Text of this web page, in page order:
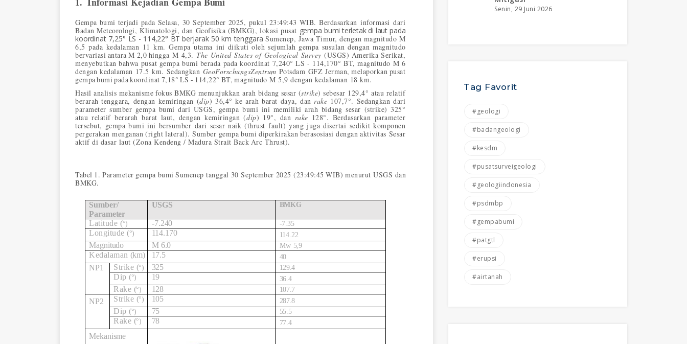
Gempa bumi terjadi pada Selasa, 30 September 2025, pukul 23:49:43 WIB. Berdasarkan informasi dari
Badan Meteorologi, Klimatologi, dan Geofisika (BMKG), lokasi pusat gempa bumi terletak di laut pada
koordinat 7,25° LS - 114,22° BT berjarak 50 km tenggaraSumenep, Jawa Timur, dengan magnitudo M
6,5 pada kedalaman 11 km. Gempa utama ini diikuti oleh sejumlah gempa susulan dengan magnitudo
bervariasi antara M 2,0 hingga M 4,3. The United States of Geological Survey(USGS) Amerika Serikat,
menyebutkan bahwa pusat gempa bumi berada pada koordinat 7,240° LS - 114,170° BT, magnitudo M 6
dengan kedalaman 17.5 km. Sedangkan GeoForschungsZentrum Potsdam GFZ Jerman, melaporkan pusat
gempabumi padakoordinat 7,18° LS - 114,22° BT, magnitudo M 5,9 dengan kedalaman 18 km.
Hasil analisis mekanisme fokus BMKG menunjukkan arah bidang sesar (strike) sebesar 129,4° atau relatif
berarah tenggara, dengan kemiringan (dip) 36,4° ke arah barat daya, danrake 107,7°. Sedangkan dari
parameter sumber gempa bumi dari USGS, gempa bumi ini memiliki arah bidang sesar (strike) 325°
atau relatif berarah barat laut, dengan kemiringan (dip) 19°, dan rake 128°. Berdasarkan parameter
tersebut, gempa bumi ini bersumber dari sesar naik (thrust fault) yang juga disertai sedikit komponen
pergerakan menganan (right lateral). Sumber gempa bumi diperkirakan berasosiasi dengan aktivitas Sesar
aktif di dasar laut (Zona Kendeng / Madura Strait Back Arc Thrust).
Tabel 1. Parameter gempa bumi Sumenep tanggal 30 September 2025 (23:49:45 WIB) menurut USGS dan
BMKG.
Sumber/
Parameter
USGS BMKG
Latitude (°) -7.240 -7.35
Longitude (°) 114.170 114.22
Magnitudo M 6.0 Mw 5,9
Kedalaman (km) 17.5 40
NP1 Strike (°) 325 129.4
Dip (°) 19 36.4
Rake (°) 128 107.7
NP2 Strike (°) 105 287.8
Dip (°) 75 55.5
Rake (°) 78 77.4
Mekanisme
Senin, 29 Juni 2026
Tag Favorit
#geologi
#badangeologi
#kesdm
#pusatsurveigeologi
#geologiindonesia
#psdmbp
#gempabumi
#patgtl
#erupsi
#airtanah